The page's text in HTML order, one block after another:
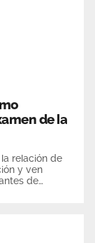
de la
relación de
y ven
de